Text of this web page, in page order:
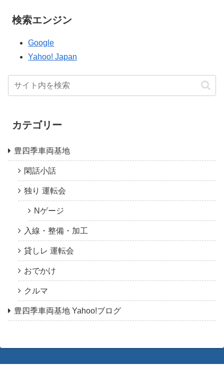
検索エンジン
Google
Yahoo! Japan
カテゴリー
豊四季車両基地
閑話小話
独り 運転会
Nゲージ
入線・整備・加工
貸しレ 運転会
おでかけ
クルマ
豊四季車両基地 Yahoo!ブログ